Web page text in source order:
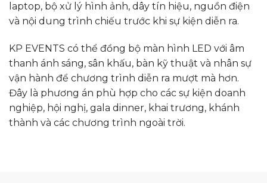
laptop, bộ xử lý hình ảnh, dây tín hiệu, nguồn điện
và nội dung trình chiếu trước khi sự kiện diễn ra.
KP EVENTS có thể đồng bộ màn hình LED với âm
thanh ánh sáng, sân khấu, bàn kỹ thuật và nhân sự
vận hành để chương trình diễn ra mượt mà hơn.
Đây là phương án phù hợp cho các sự kiện doanh
nghiệp, hội nghị, gala dinner, khai trương, khánh
thành và các chương trình ngoài trời.